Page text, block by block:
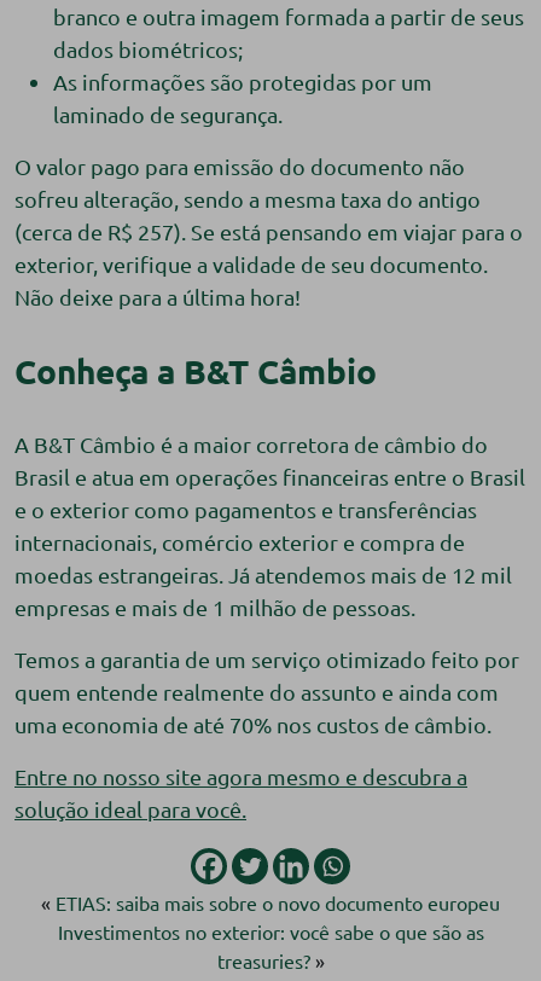
branco e outra imagem formada a partir de seus
dados biométricos;
As informações são protegidas por um
laminado de segurança.
O valor pago para emissão do documento não
sofreu alteração, sendo a mesma taxa do antigo
(cerca de R$ 257). Se está pensando em viajar para o
exterior, verifique a validade de seu documento.
Não deixe para a última hora!
Conheça a B&T Câmbio
A B&T Câmbio é a maior corretora de câmbio do
Brasil e atua em operações financeiras entre o Brasil
e o exterior como pagamentos e transferências
internacionais, comércio exterior e compra de
moedas estrangeiras. Já atendemos mais de 12 mil
empresas e mais de 1 milhão de pessoas.
Temos a garantia de um serviço otimizado feito por
quem entende realmente do assunto e ainda com
uma economia de até 70% nos custos de câmbio.
Entre no nosso site agora mesmo e descubra a
solução ideal para você.
« ETIAS: saiba mais sobre o novo documento europeu
Investimentos no exterior: você sabe o que são as
treasuries?»